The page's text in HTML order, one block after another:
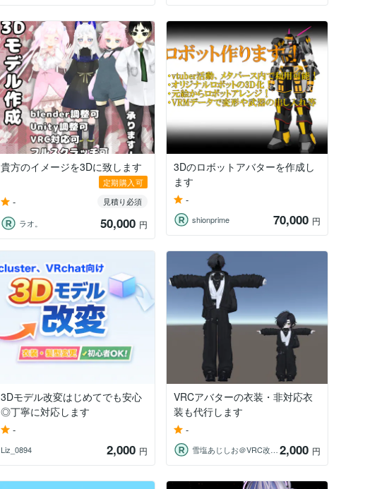
貴方のイメージを3Dに致します
定期購入可
-
見積り必須
ラオ。
50,000 円
3Dのロボットアバターを作成し
ます
-
shionprime 70,000 円
3Dモデル改変はじめてでも安心
◎丁寧に対応します
-
Liz_0894 2,000 円
VRCアバターの衣装・非対応衣
装も代行します
-
雪塩あじしお＠VRC改変代行 2,000 円